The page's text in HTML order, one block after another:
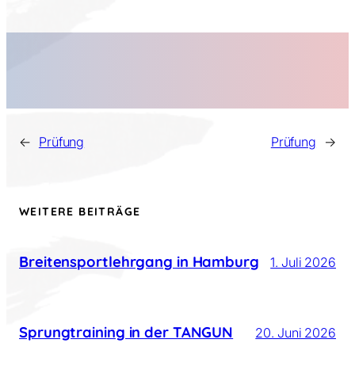
← Prüfung Prüfung →
WEITERE BEITRÄGE
Breitensportlehrgang in Hamburg 1. Juli 2026
Sprungtraining in der TANGUN 20. Juni 2026